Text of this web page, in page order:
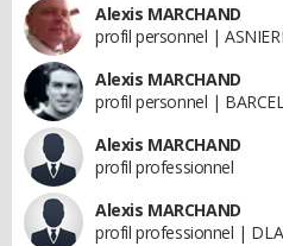
Alexis MARCHAND
profil personnel |
Alexis MARCHAND
profil personnel |
Alexis MARCHAND
profil professionnel
Alexis MARCHAND
profil professionnel |